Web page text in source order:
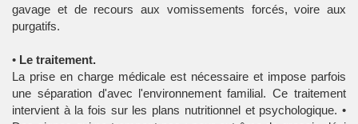
gavage et de recours aux vomissements forcés, voire aux
purgatifs.
• Le traitement.
La prise en charge médicale est nécessaire et impose parfois
une séparation d'avec l'environnement familial. Ce traitement
intervient à la fois sur les plans nutritionnel et psychologique. •